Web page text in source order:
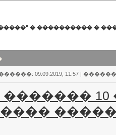
� ���������� �
09.09.2019, 11:57 |
�������